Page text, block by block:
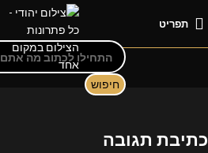
תפריט
חיפוש
כתיבת תגובה